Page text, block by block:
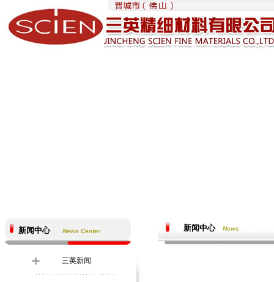
新闻中心 News
新闻中心 News Center
三英新闻